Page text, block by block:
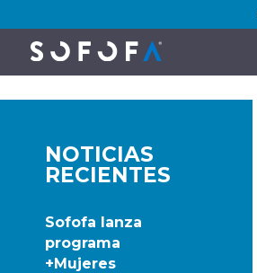
NOTICIAS
RECIENTES
Sofofa lanza
programa
+Mujeres